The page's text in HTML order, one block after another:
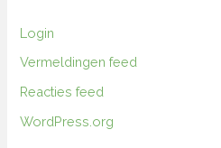
Login
Vermeldingen feed
Reacties feed
WordPress.org